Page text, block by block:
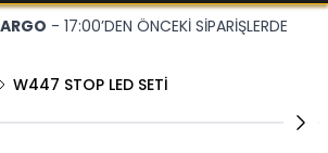
- 17:00’DEN ÖNCEKİ SİPARİŞLERDE
W447 STOP LED SETİ